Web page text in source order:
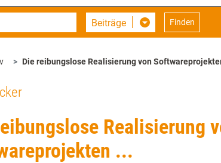
Beiträge Finden
Die reibungslose Realisierung von
Realisierung
...